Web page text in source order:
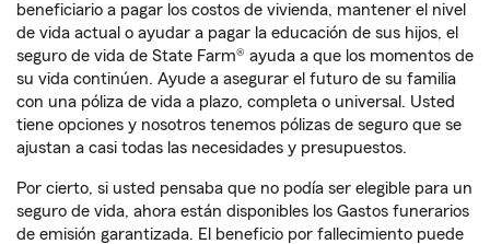
beneficiario a pagar los costos de vivienda, mantener el nivel
de vida actual o ayudar a pagar la educación de sus hijos, el
seguro de vida de State Farm® ayuda a que los momentos de
su vida continúen. Ayude a asegurar el futuro de su familia
con una póliza de vida a plazo, completa o universal. Usted
tiene opciones y nosotros tenemos pólizas de seguro que se
ajustan a casi todas las necesidades y presupuestos.
Por cierto, si usted pensaba que no podía ser elegible para un
seguro de vida, ahora están disponibles los Gastos funerarios
de emisión garantizada. El beneficio por fallecimiento puede